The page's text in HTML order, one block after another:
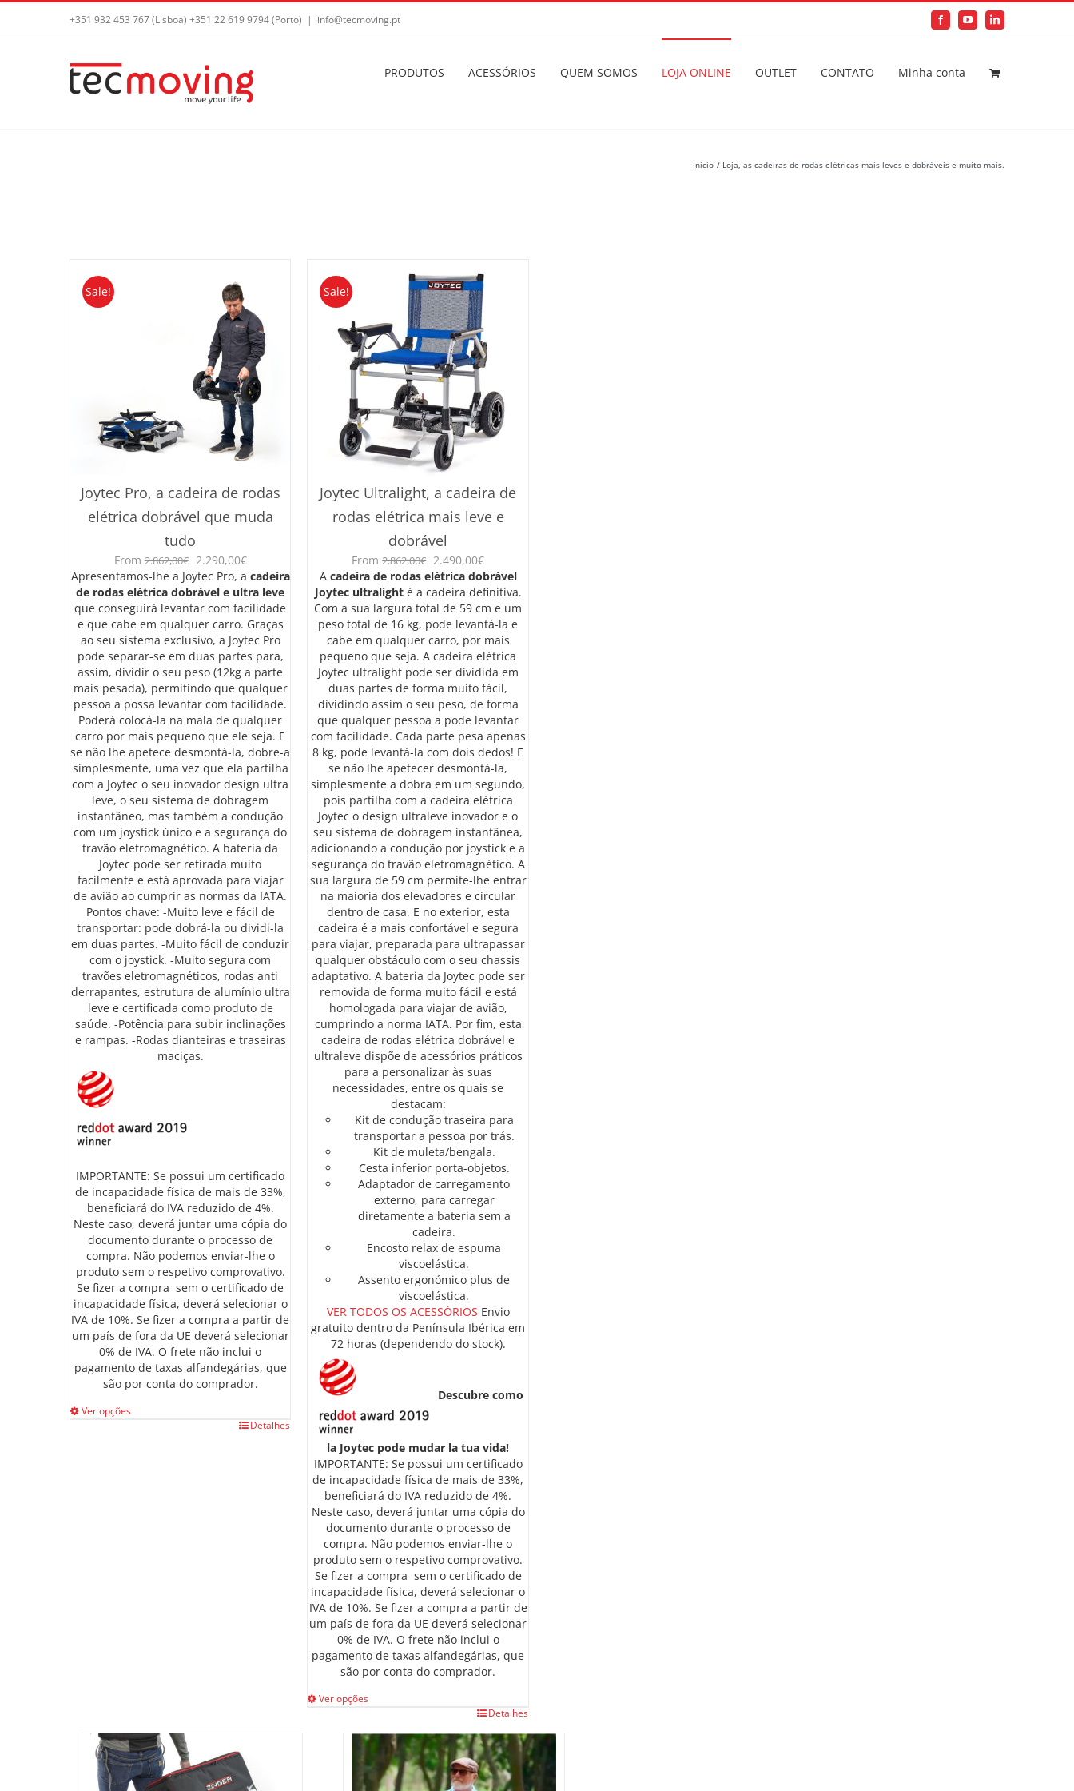
+351 932 453 767 (Lisboa) +351 22 619 9794 (Porto) | info@tecmoving.pt FacebookYouTubeLinkedIn
PRODUTOS ACESSÓRIOS QUEM SOMOS LOJA ONLINE OUTLET CONTATO Minha conta
Início Loja, as cadeiras de rodas elétricas mais leves e dobráveis e muito mais.
Sale!
Joytec Pro, a cadeira de rodas
elétrica dobrável que muda
tudo
From 2.862,00€ O
preço
original
era:
2.862,00€.
2.290,00€O
preço
atual
é:
2.290,00€.
Apresentamos-lhe a Joytec Pro, a cadeira
de rodas elétrica dobrável e ultra leve
que conseguirá levantar com facilidade
e que cabe em qualquer carro. Graças
ao seu sistema exclusivo, a Joytec Pro
pode separar-se em duas partes para,
assim, dividir o seu peso (12kg a parte
mais pesada), permitindo que qualquer
pessoa a possa levantar com facilidade.
Poderá colocá-la na mala de qualquer
carro por mais pequeno que ele seja. E
se não lhe apetece desmontá-la, dobre-a
simplesmente, uma vez que ela partilha
com a Joytec o seu inovador design ultra
leve, o seu sistema de dobragem
instantâneo, mas também a condução
com um joystick único e a segurança do
travão eletromagnético. A bateria da
Joytec pode ser retirada muito
facilmente e está aprovada para viajar
de avião ao cumprir as normas da IATA.
Pontos chave: -Muito leve e fácil de
transportar: pode dobrá-la ou dividi-la
em duas partes. -Muito fácil de conduzir
com o joystick. -Muito segura com
travões eletromagnéticos, rodas anti
derrapantes, estrutura de alumínio ultra
leve e certificada como produto de
saúde. -Potência para subir inclinações
e rampas. -Rodas dianteiras e traseiras
maciças.
IMPORTANTE: Se possui um certificado
de incapacidade física de mais de 33%,
beneficiará do IVA reduzido de 4%.
Neste caso, deverá juntar uma cópia do
documento durante o processo de
compra. Não podemos enviar-lhe o
produto sem o respetivo comprovativo.
Se fizer a compra sem o certificado de
incapacidade física, deverá selecionar o
IVA de 10%. Se fizer a compra a partir de
um país de fora da UE deverá selecionar
0% de IVA. O frete não inclui o
pagamento de taxas alfandegárias, que
são por conta do comprador.
Ver opções
Detalhes
Sale!
Joytec Ultralight, a cadeira de
rodas elétrica mais leve e
dobrável
From 2.862,00€ O
preço
original
era:
2.862,00€.
2.490,00€O
preço
atual
é:
2.490,00€.
A cadeira de rodas elétrica dobrável
Joytec ultralighté a cadeira definitiva.
Com a sua largura total de 59 cm e um
peso total de 16 kg, pode levantá-la e
cabe em qualquer carro, por mais
pequeno que seja. A cadeira elétrica
Joytec ultralight pode ser dividida em
duas partes de forma muito fácil,
dividindo assim o seu peso, de forma
que qualquer pessoa a pode levantar
com facilidade. Cada parte pesa apenas
8 kg, pode levantá-la com dois dedos! E
se não lhe apetecer desmontá-la,
simplesmente a dobra em um segundo,
pois partilha com a cadeira elétrica
Joytec o design ultraleve inovador e o
seu sistema de dobragem instantânea,
adicionando a condução por joystick e a
segurança do travão eletromagnético. A
sua largura de 59 cm permite-lhe entrar
na maioria dos elevadores e circular
dentro de casa. E no exterior, esta
cadeira é a mais confortável e segura
para viajar, preparada para ultrapassar
qualquer obstáculo com o seu chassis
adaptativo. A bateria da Joytec pode ser
removida de forma muito fácil e está
homologada para viajar de avião,
cumprindo a norma IATA. Por fim, esta
cadeira de rodas elétrica dobrável e
ultraleve dispõe de acessórios práticos
para a personalizar às suas
necessidades, entre os quais se
destacam:
Kit de condução traseira para
transportar a pessoa por trás.
Kit de muleta/bengala.
Cesta inferior porta-objetos.
Adaptador de carregamento
externo, para carregar
diretamente a bateria sem a
cadeira.
Encosto relax de espuma
viscoelástica.
Assento ergonómico plus de
viscoelástica.
VER TODOS OS ACESSÓRIOS Envio
gratuito dentro da Península Ibérica em
72 horas (dependendo do stock).
Descubre como
la Joytec pode mudar la tua vida!
IMPORTANTE: Se possui um certificado
de incapacidade física de mais de 33%,
beneficiará do IVA reduzido de 4%.
Neste caso, deverá juntar uma cópia do
documento durante o processo de
compra. Não podemos enviar-lhe o
produto sem o respetivo comprovativo.
Se fizer a compra sem o certificado de
incapacidade física, deverá selecionar o
IVA de 10%. Se fizer a compra a partir de
um país de fora da UE deverá selecionar
0% de IVA. O frete não inclui o
pagamento de taxas alfandegárias, que
são por conta do comprador.
Ver opções
has
multiple
variants.
Detalhes